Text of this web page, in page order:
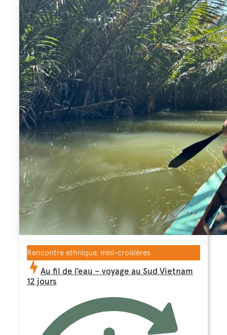
Rencontre ethnique, mini-croisières
Au fil de l’eau – voyage au Sud Vietnam
12 jours